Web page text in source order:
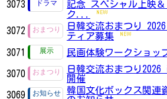
3073
記念 スペシャル上映＆
ク...
3072
日韓交流おまつり
ティア募集
3071 民画体験ワークショッ
3070
日韓交流おまつり
開催
3069
韓国文化ボックス関連